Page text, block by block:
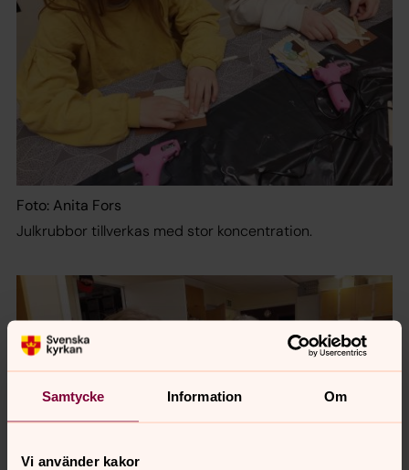
Samtycke Information Om
Vi använder kakor
Foto: Anita Fors
Julkrubbor tillverkas med stor koncentration.